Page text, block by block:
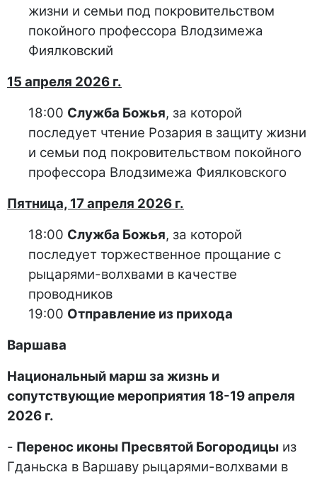
жизни и семьи под покровительством
покойного профессора Влодзимежа
Фиялковский
15 апреля 2026 г.
18:00 Служба Божья, за которой
последует чтение Розария в защиту жизни
и семьи под покровительством покойного
профессора Влодзимежа Фиялковского
Пятница, 17 апреля 2026 г.
18:00 Служба Божья, за которой
последует торжественное прощание с
рыцарями-волхвами в качестве
проводников
19:00 Отправление из прихода
Варшава
Национальный марш за жизнь и
сопутствующие мероприятия 18-19 апреля
2026 г.
- Перенос иконы Пресвятой Богородицы из
Гданьска в Варшаву рыцарями-волхвами в